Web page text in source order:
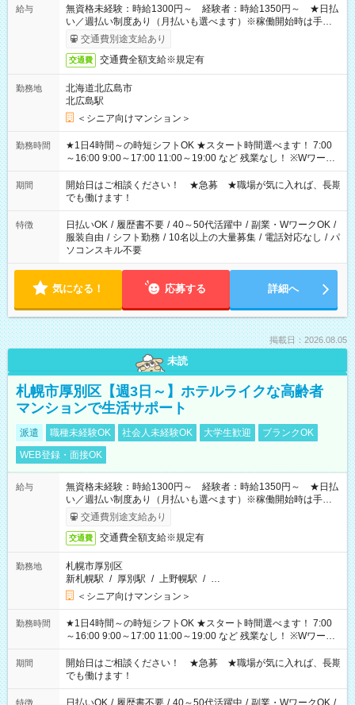
給与
無資格未経験：時給1300円～ 経験者：時給1350円～ ★日払
い／週払い制度あり（月払いも選べます）※稼働開始時は手続き
完了次第のお支払いとなります。
交通費別途支給あり
交通費 交通費全額支給※規定有
勤務地
北海道北広島市
北広島駅
＜シニア向けマンション＞
勤務時間
★1日4時間～の時短シフトOK ★スタート時間選べます！ 7:00
～16:00 9:00～17:00 11:00～19:00 など 残業なし！ ※Wワーク
の場合、他のお仕事と合わせ週40時間超の就業はご案内できま
せん ※法令に基づき、週20時間以上勤務は社会保険への加入対
象となります ※労働者派遣法（日雇い派遣の原則禁止）によ
り、短時間・短期間の就業はご案内が難しい場合があります
期間
開始日はご相談ください！ ★急募 ★職場が気に入れば、長期
でも働けます！
特徴 日払いOK / 履歴書不要 / 40～50代活躍中 / 副業・WワークOK /
服装自由 / シフト勤務 / 10名以上の大量募集 / 電話対応なし / パ
ソコンスキル不要
気になる！ 応募する 詳細へ
掲載日：2026.08.05
未読
札幌市厚別区【週3日～】ホテルライクな高齢者
マンションで生活サポート
派遣 職種未経験OK 社会人未経験OK 大学生歓迎
ブランクOK
WEB登録・面接OK
給与
無資格未経験：時給1300円～ 経験者：時給1350円～ ★日払
い／週払い制度あり（月払いも選べます）※稼働開始時は手続き
完了次第のお支払いとなります。
交通費別途支給あり
交通費 交通費全額支給※規定有
勤務地
札幌市厚別区
新札幌駅 / 厚別駅 / 上野幌駅 / …
＜シニア向けマンション＞
勤務時間
★1日4時間～の時短シフトOK ★スタート時間選べます！ 7:00
～16:00 9:00～17:00 11:00～19:00 など 残業なし！ ※Wワーク
の場合、他のお仕事と合わせ週40時間超の就業はご案内できま
せん ※法令に基づき、週20時間以上勤務は社会保険への加入対
象となります ※労働者派遣法（日雇い派遣の原則禁止）によ
り、短時間・短期間の就業はご案内が難しい場合があります
期間
開始日はご相談ください！ ★急募 ★職場が気に入れば、長期
でも働けます！
特徴 日払いOK / 履歴書不要 / 40～50代活躍中 / 副業・WワークOK /